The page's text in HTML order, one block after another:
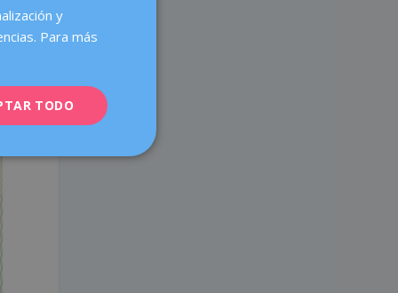
CATALÀ
FRENCH
y
Para más
TODO